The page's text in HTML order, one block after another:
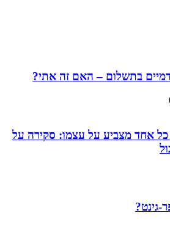
בתשלום – האם זה אתי?
אחד מצביע על עצמו: סקירה על
גינט?